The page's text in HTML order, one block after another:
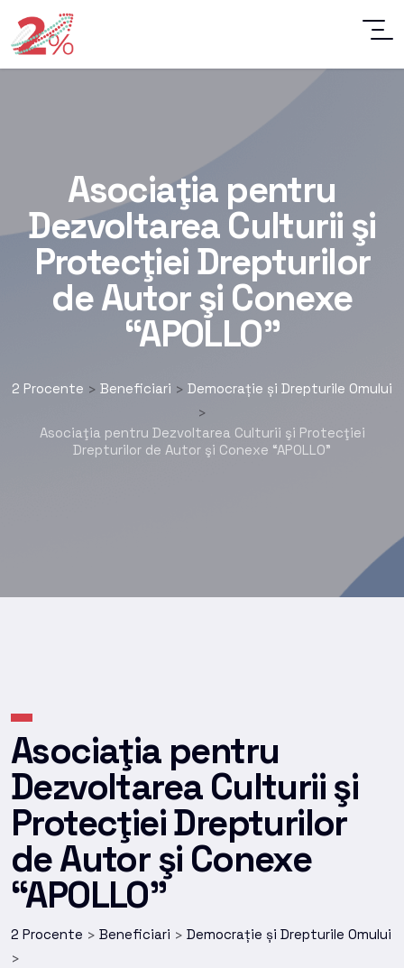
Asociaţia pentru
Dezvoltarea Culturii şi
Protecţiei Drepturilor
de Autor şi Conexe
“APOLLO”
2 Procente > Beneficiari > Democrație și Drepturile Omului
>
Asociaţia pentru Dezvoltarea Culturii şi Protecţiei
Drepturilor de Autor şi Conexe “APOLLO”
Asociaţia pentru
Dezvoltarea Culturii şi
Protecţiei Drepturilor
de Autor şi Conexe
“APOLLO”
2 Procente > Beneficiari > Democrație și Drepturile Omului
>